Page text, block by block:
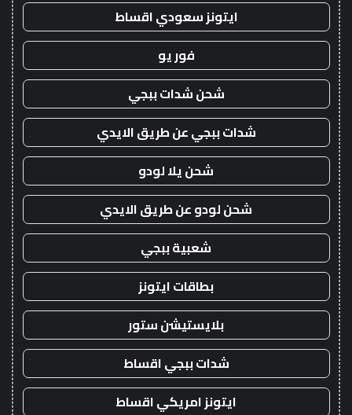
ايتونز سعودي اقساط
فور يو
شحن شدات ببجي
شدات ببجي عن طريق الايدي
شحن يلا لودو
شحن لودو عن طريق الايدي
شعبية ببجي
بطاقات ايتونز
بلايستيشن ستور
شدات ببجي اقساط
ايتونز امريكي اقساط